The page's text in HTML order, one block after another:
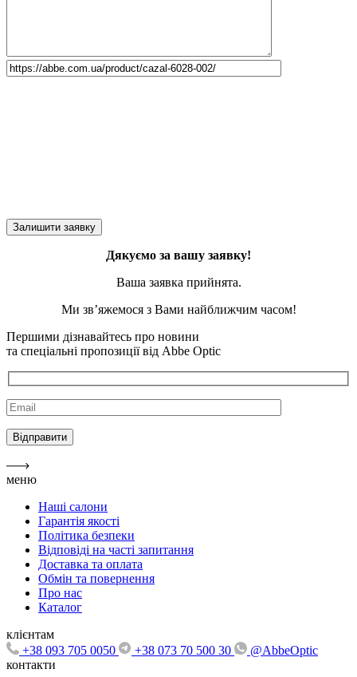
Дякуємо за вашу заявку!
Ваша заявка прийнята.
Ми зв’яжемося з Вами найближчим часом!
Першими дізнавайтесь про новини
та спеціальні пропозиції від Abbe Optic
меню
Наші салони
Гарантія якості
Політика безпеки
Відповіді на часті запитання
Доставка та оплата
Обмін та повернення
Про нас
Каталог
клієнтам
+38 093 705 0050
+38 073 70 500 30
@AbbeOptic
контакти